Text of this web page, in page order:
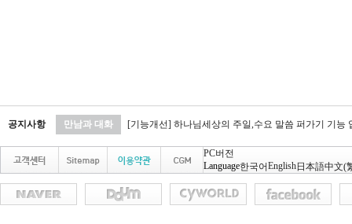
공지사항 만남과 대화 [기능개선] 하나님세상의 주일,수요 말씀 퍼가기 기능
PC버전
Language한국어English日本語中文(